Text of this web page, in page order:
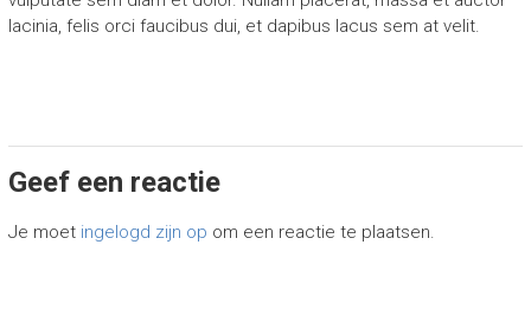
lacinia, felis orci faucibus dui, et dapibus lacus sem at velit.
Geef een reactie
Je moet ingelogd zijn op om een reactie te plaatsen.